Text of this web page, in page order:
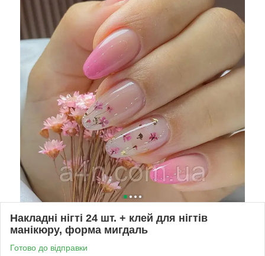
Накладні нігті 24 шт. + клей для нігтів
манікюру, форма мигдаль
Готово до відправки